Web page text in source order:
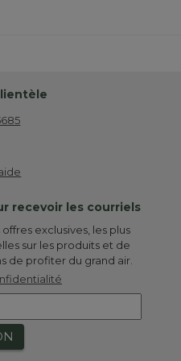
recevoir les courriels
exclusives, les plus
sur les produits et de
de profiter du grand air.